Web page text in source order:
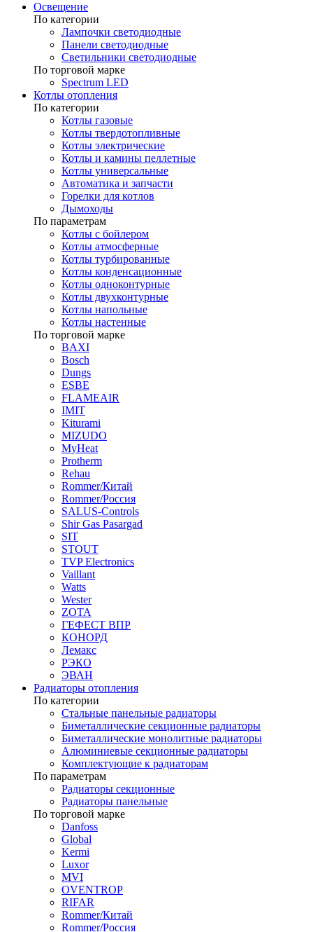
Освещение
По категории
Лампочки светодиодные
Панели светодиодные
Светильники светодиодные
По торговой марке
Spectrum LED
Котлы отопления
По категории
Котлы газовые
Котлы твердотопливные
Котлы электрические
Котлы и камины пеллетные
Котлы универсальные
Автоматика и запчасти
Горелки для котлов
Дымоходы
По параметрам
Котлы с бойлером
Котлы атмосферные
Котлы турбированные
Котлы конденсационные
Котлы одноконтурные
Котлы двухконтурные
Котлы напольные
Котлы настенные
По торговой марке
BAXI
Bosch
Dungs
ESBE
FLAMEAIR
IMIT
Kiturami
MIZUDO
MyHeat
Protherm
Rehau
Rommer/Китай
Rommer/Россия
SALUS-Controls
Shir Gas Pasargad
SIT
STOUT
TVP Electronics
Vaillant
Watts
Wester
ZOTA
ГЕФЕСТ ВПР
КОНОРД
Лемакс
РЭКО
ЭВАН
Радиаторы отопления
По категории
Стальные панельные радиаторы
Биметаллические секционные радиаторы
Биметаллические монолитные радиаторы
Алюминиевые секционные радиаторы
Комплектующие к радиаторам
По параметрам
Радиаторы секционные
Радиаторы панельные
По торговой марке
Danfoss
Global
Kermi
Luxor
MVI
OVENTROP
RIFAR​
Rommer/Китай
Rommer/Россия